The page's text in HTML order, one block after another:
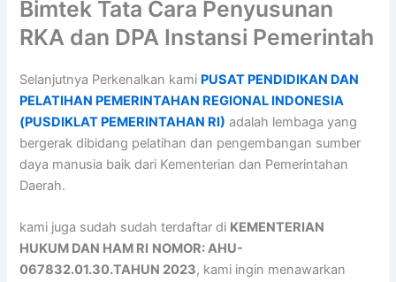
Bimtek Tata Cara Penyusunan
RKA dan DPA Instansi Pemerintah
Selanjutnya Perkenalkan kami PUSAT PENDIDIKAN DAN
PELATIHAN PEMERINTAHAN REGIONAL INDONESIA
(PUSDIKLAT PEMERINTAHAN RI) adalah lembaga yang
bergerak dibidang pelatihan dan pengembangan sumber
daya manusia baik dari Kementerian dan Pemerintahan
Daerah.
kami juga sudah sudah terdaftar di KEMENTERIAN
HUKUM DAN HAM RI NOMOR: AHU-
067832.01.30.TAHUN 2023, kami ingin menawarkan